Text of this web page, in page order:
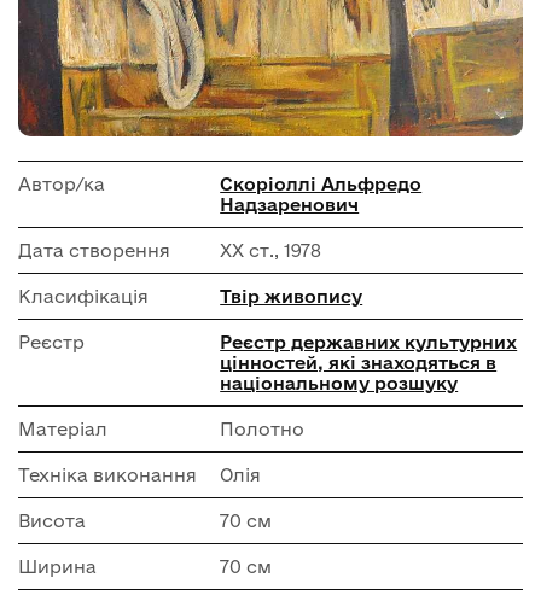
Автор/ка
Скоріоллі Альфредо
Надзаренович
Дата створення ХХ ст., 1978
Класифікація Твір живопису
Реєстр
Реєстр державних культурних
цінностей, які знаходяться в
національному розшуку
Матеріал Полотно
Техніка виконання Олія
Висота 70 см
Ширина 70 см